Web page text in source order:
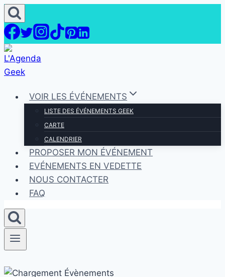
Aller
au
contenu
VOIR LES ÉVÉNEMENTS
LISTE DES ÉVÉNEMENTS GEEK
CARTE
CALENDRIER
PROPOSER MON ÉVÉNEMENT
EVÉNEMENTS EN VEDETTE
NOUS CONTACTER
FAQ